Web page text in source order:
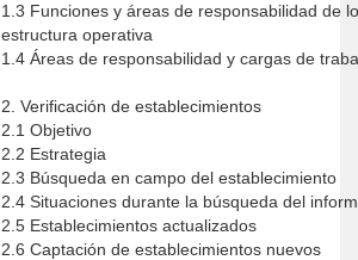
1.3 Funciones y áreas de responsabilidad de
estructura operativa
1.4 Áreas de responsabilidad y cargas de
2. Verificación de establecimientos
2.1 Objetivo
2.2 Estrategia
2.3 Búsqueda en campo del establecimiento
2.4 Situaciones durante la búsqueda del
2.5 Establecimientos actualizados
2.6 Captación de establecimientos nuevos